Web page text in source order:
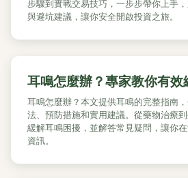
步驟到實戰交易技巧，一步步帶你上手
與避坑建議，讓你安全開啟投資之旅。
耳鳴怎麼辦？專家教你有
耳鳴怎麼辦？本文提供耳鳴的完整指南
法、預防措施和實用建議。從藥物治療
緩解耳鳴困擾，並解答常見疑問，讓你
資訊。